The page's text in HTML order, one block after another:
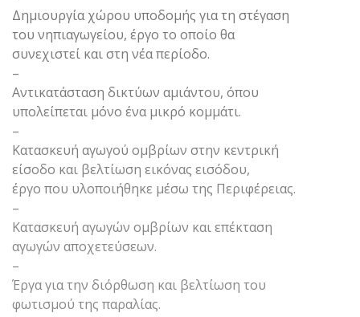
Δημιουργία χώρου υποδομής για τη στέγαση
του νηπιαγωγείου, έργο το οποίο θα
συνεχιστεί και στη νέα περίοδο.
–
Αντικατάσταση δικτύων αμιάντου, όπου
υπολείπεται μόνο ένα μικρό κομμάτι.
–
Κατασκευή αγωγού ομβρίων στην κεντρική
είσοδο και βελτίωση εικόνας εισόδου,
έργο που υλοποιήθηκε μέσω της Περιφέρειας.
–
Κατασκευή αγωγών ομβρίων και επέκταση
αγωγών αποχετεύσεων.
–
Έργα για την διόρθωση και βελτίωση του
φωτισμού της παραλίας.